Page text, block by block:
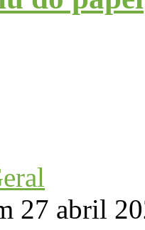
27 abril